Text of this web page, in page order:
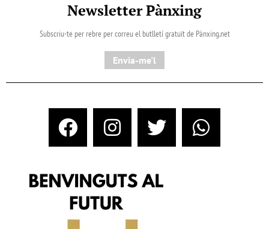
Newsletter Pànxing
Subscriu-te per rebre per correu el butlletí gratuït de Pànxing.net​
Envia-me'l